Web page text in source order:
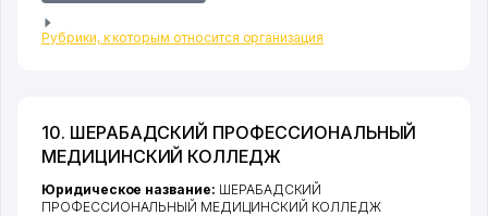
Рубрики, к которым относится организация
10. ШЕРАБАДСКИЙ ПРОФЕССИОНАЛЬНЫЙ
МЕДИЦИНСКИЙ КОЛЛЕДЖ
Юридическое название: ШЕРАБАДСКИЙ
ПРОФЕССИОНАЛЬНЫЙ МЕДИЦИНСКИЙ КОЛЛЕДЖ